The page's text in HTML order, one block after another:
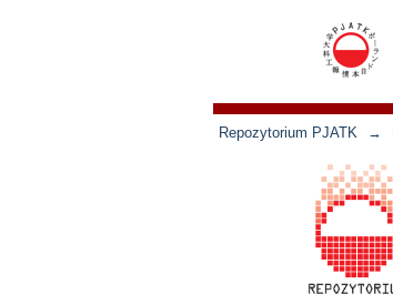
Repozytorium PJATK →